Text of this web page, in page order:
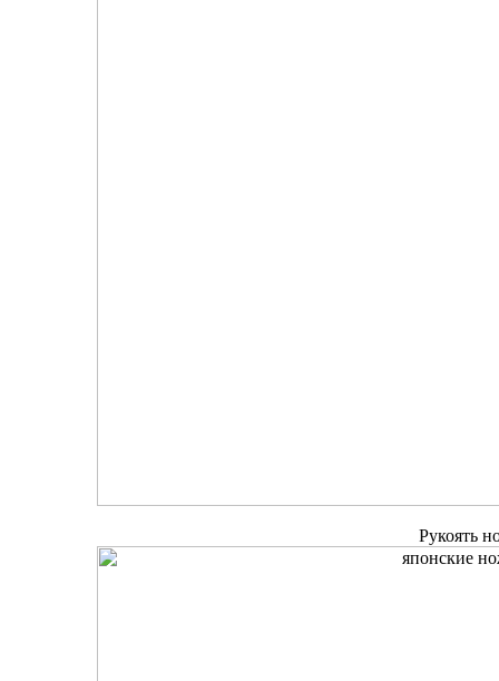
Рукоять